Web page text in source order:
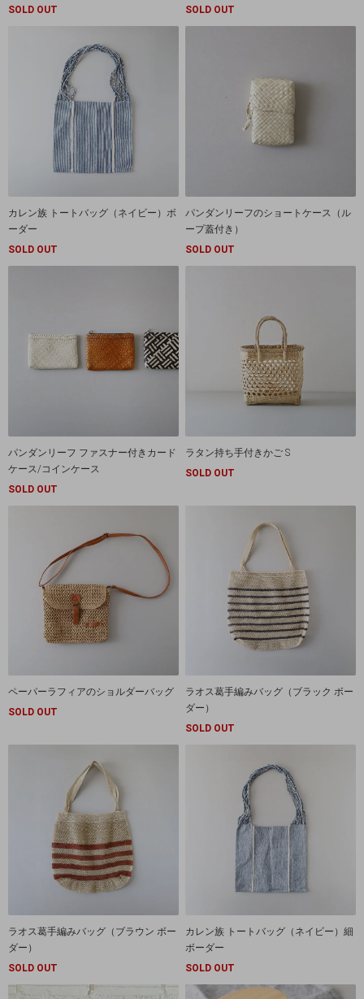
SOLD OUT SOLD OUT
カレン族 トートバッグ（ネイビー）ボ
ーダー
SOLD OUT
パンダンリーフのショートケース（ル
ープ蓋付き）
SOLD OUT
パンダンリーフ ファスナー付きカード
ケース/コインケース
SOLD OUT
ラタン持ち手付きかご S
SOLD OUT
ペーパーラフィアのショルダーバッグ
SOLD OUT
ラオス葛手編みバッグ（ブラック ボー
ダー）
SOLD OUT
ラオス葛手編みバッグ（ブラウン ボー
ダー）
SOLD OUT
カレン族 トートバッグ（ネイビー）細
ボーダー
SOLD OUT